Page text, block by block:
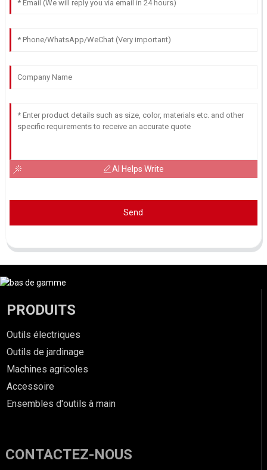
AI Helps Write
Send
PRODUITS
Outils électriques
Outils de jardinage
Machines agricoles
Accessoire
Ensembles d'outils à main
CONTACTEZ-NOUS